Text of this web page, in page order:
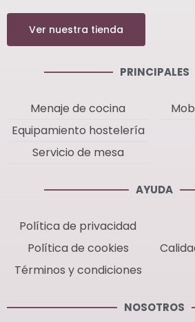
Ver nuestra tienda
PRINCIPALES
Menaje de cocina
Equipamiento hostelería
Servicio de mesa
AYUDA
Política de privacidad
Política de cookies
Términos y condiciones
NOSOTROS